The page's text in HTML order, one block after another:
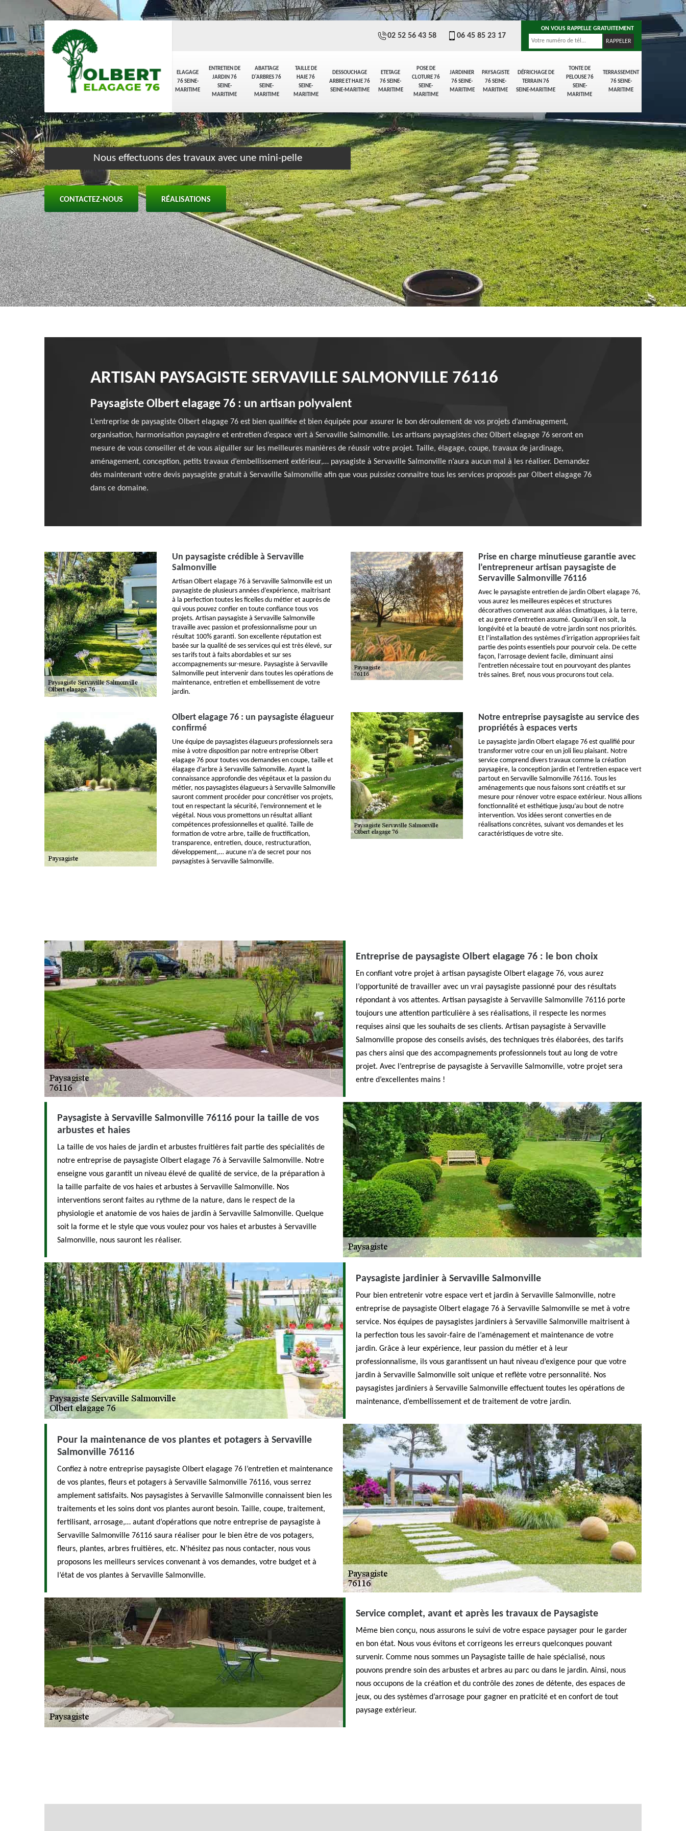
ELAGAGE
76 SEINE-
MARITIME
ENTRETIEN DE
JARDIN 76
SEINE-
MARITIME
ABATTAGE
D'ARBRES 76
SEINE-
MARITIME
TAILLE DE
HAIE 76
SEINE-
MARITIME
DESSOUCHAGE
ARBRE ET HAIE 76
SEINE-MARITIME
ETETAGE
76 SEINE-
MARITIME
POSE DE
CLOTURE 76
SEINE-
MARITIME
JARDINIER
76 SEINE-
MARITIME
PAYSAGISTE
76 SEINE-
MARITIME
DÉFRICHAGE DE
TERRAIN 76
SEINE-MARITIME
TONTE DE
PELOUSE 76
SEINE-
MARITIME
TERRASSEMENT
76 SEINE-
MARITIME
02 52 56 43 58 06 45 85 23 17
ON VOUS RAPPELLE GRATUITEMENT
Nous effectuons des travaux avec une mini-pelle
CONTACTEZ-NOUS RÉALISATIONS
ARTISAN PAYSAGISTE SERVAVILLE SALMONVILLE 76116
Paysagiste Olbert elagage 76 : un artisan polyvalent
L’entreprise de paysagiste Olbert elagage 76 est bien qualifiée et bien équipée pour assurer le bon déroulement de vos projets d’aménagement,
organisation, harmonisation paysagère et entretien d’espace vert à Servaville Salmonville. Les artisans paysagistes chez Olbert elagage 76 seront en
mesure de vous conseiller et de vous aiguiller sur les meilleures manières de réussir votre projet. Taille, élagage, coupe, travaux de jardinage,
aménagement, conception, petits travaux d’embellissement extérieur,… paysagiste à Servaville Salmonville n’aura aucun mal à les réaliser. Demandez
dès maintenant votre devis paysagiste gratuit à Servaville Salmonville afin que vous puissiez connaitre tous les services proposés par Olbert elagage 76
dans ce domaine.
Un paysagiste crédible à Servaville
Salmonville
Artisan Olbert elagage 76 à Servaville Salmonville est un
paysagiste de plusieurs années d’expérience, maitrisant
à la perfection toutes les ficelles du métier et auprès de
qui vous pouvez confier en toute confiance tous vos
projets. Artisan paysagiste à Servaville Salmonville
travaille avec passion et professionnalisme pour un
résultat 100% garanti. Son excellente réputation est
basée sur la qualité de ses services qui est très élevé, sur
ses tarifs tout à faits abordables et sur ses
accompagnements sur-mesure. Paysagiste à Servaville
Salmonville peut intervenir dans toutes les opérations de
maintenance, entretien et embellissement de votre
jardin.
Prise en charge minutieuse garantie avec
l’entrepreneur artisan paysagiste de
Servaville Salmonville 76116
Avec le paysagiste entretien de jardin Olbert elagage 76,
vous aurez les meilleures espèces et structures
décoratives convenant aux aléas climatiques, à la terre,
et au genre d'entretien assumé. Quoiqu’il en soit, la
longévité et la beauté de votre jardin sont nos priorités.
Et l’installation des systèmes d'irrigation appropriées fait
partie des points essentiels pour pourvoir cela. De cette
façon, l’arrosage devient facile, diminuant ainsi
l’entretien nécessaire tout en pourvoyant des plantes
très saines. Bref, nous vous procurons tout cela.
Olbert elagage 76 : un paysagiste élagueur
confirmé
Une équipe de paysagistes élagueurs professionnels sera
mise à votre disposition par notre entreprise Olbert
elagage 76 pour toutes vos demandes en coupe, taille et
élagage d’arbre à Servaville Salmonville. Ayant la
connaissance approfondie des végétaux et la passion du
métier, nos paysagistes élagueurs à Servaville Salmonville
sauront comment procéder pour concrétiser vos projets,
tout en respectant la sécurité, l’environnement et le
végétal. Nous vous promettons un résultat alliant
compétences professionnelles et qualité. Taille de
formation de votre arbre, taille de fructification,
transparence, entretien, douce, restructuration,
développement,… aucune n’a de secret pour nos
paysagistes à Servaville Salmonville.
Notre entreprise paysagiste au service des
propriétés à espaces verts
Le paysagiste jardin Olbert elagage 76 est qualifié pour
transformer votre cour en un joli lieu plaisant. Notre
service comprend divers travaux comme la création
paysagère, la conception jardin et l’entretien espace vert
partout en Servaville Salmonville 76116. Tous les
aménagements que nous faisons sont créatifs et sur
mesure pour rénover votre espace extérieur. Nous allions
fonctionnalité et esthétique jusqu’au bout de notre
intervention. Vos idées seront converties en de
réalisations concrètes, suivant vos demandes et les
caractéristiques de votre site.
Entreprise de paysagiste Olbert elagage 76 : le bon choix
En confiant votre projet à artisan paysagiste Olbert elagage 76, vous aurez
l’opportunité de travailler avec un vrai paysagiste passionné pour des résultats
répondant à vos attentes. Artisan paysagiste à Servaville Salmonville 76116 porte
toujours une attention particulière à ses réalisations, il respecte les normes
requises ainsi que les souhaits de ses clients. Artisan paysagiste à Servaville
Salmonville propose des conseils avisés, des techniques très élaborées, des tarifs
pas chers ainsi que des accompagnements professionnels tout au long de votre
projet. Avec l’entreprise de paysagiste à Servaville Salmonville, votre projet sera
entre d’excellentes mains !
Paysagiste à Servaville Salmonville 76116 pour la taille de vos
arbustes et haies
La taille de vos haies de jardin et arbustes fruitières fait partie des spécialités de
notre entreprise de paysagiste Olbert elagage 76 à Servaville Salmonville. Notre
enseigne vous garantit un niveau élevé de qualité de service, de la préparation à
la taille parfaite de vos haies et arbustes à Servaville Salmonville. Nos
interventions seront faites au rythme de la nature, dans le respect de la
physiologie et anatomie de vos haies de jardin à Servaville Salmonville. Quelque
soit la forme et le style que vous voulez pour vos haies et arbustes à Servaville
Salmonville, nous sauront les réaliser.
Paysagiste jardinier à Servaville Salmonville
Pour bien entretenir votre espace vert et jardin à Servaville Salmonville, notre
entreprise de paysagiste Olbert elagage 76 à Servaville Salmonville se met à votre
service. Nos équipes de paysagistes jardiniers à Servaville Salmonville maitrisent à
la perfection tous les savoir-faire de l’aménagement et maintenance de votre
jardin. Grâce à leur expérience, leur passion du métier et à leur
professionnalisme, ils vous garantissent un haut niveau d’exigence pour que votre
jardin à Servaville Salmonville soit unique et reflète votre personnalité. Nos
paysagistes jardiniers à Servaville Salmonville effectuent toutes les opérations de
maintenance, d’embellissement et de traitement de votre jardin.
Pour la maintenance de vos plantes et potagers à Servaville
Salmonville 76116
Confiez à notre entreprise paysagiste Olbert elagage 76 l’entretien et maintenance
de vos plantes, fleurs et potagers à Servaville Salmonville 76116, vous serrez
amplement satisfaits. Nos paysagistes à Servaville Salmonville connaissent bien les
traitements et les soins dont vos plantes auront besoin. Taille, coupe, traitement,
fertilisant, arrosage,… autant d’opérations que notre entreprise de paysagiste à
Servaville Salmonville 76116 saura réaliser pour le bien être de vos potagers,
fleurs, plantes, arbres fruitières, etc. N’hésitez pas nous contacter, nous vous
proposons les meilleurs services convenant à vos demandes, votre budget et à
l’état de vos plantes à Servaville Salmonville.
Service complet, avant et après les travaux de Paysagiste
Même bien conçu, nous assurons le suivi de votre espace paysager pour le garder
en bon état. Nous vous évitons et corrigeons les erreurs quelconques pouvant
survenir. Comme nous sommes un Paysagiste taille de haie spécialisé, nous
pouvons prendre soin des arbustes et arbres au parc ou dans le jardin. Ainsi, nous
nous occupons de la création et du contrôle des zones de détente, des espaces de
jeux, ou des systèmes d’arrosage pour gagner en praticité et en confort de tout
paysage extérieur.